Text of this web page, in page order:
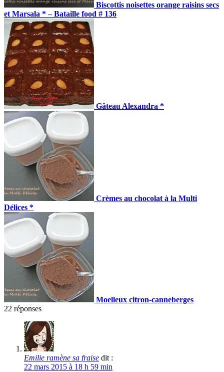
Biscottis noisettes orange raisins secs
et Marsala * – Bataille food # 136
Gâteau Alexandra *
Crèmes au chocolat à la Multi
Délices *
Moelleux citron-canneberges
22 réponses
Emilie ramène sa fraise dit :
22 mars 2015 à 18 h 59 min